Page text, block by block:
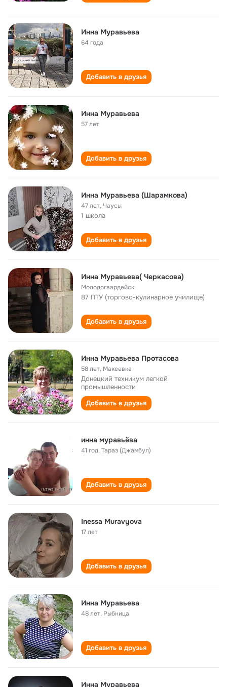
Инна Муравьева
64 года
Добавить в друзья
Инна Муравьева
57 лет
Добавить в друзья
Инна Муравьева (Шарамкова)
47 лет,Чаусы
1 школа
Добавить в друзья
Инна Муравьева( Черкасова)
Молодогвардейск
87 ПТУ (торгово-кулинарное училище)
Добавить в друзья
Инна Муравьева Протасова
58 лет, Макеевка
Донецкий техникум легкой
промышленности
Добавить в друзья
инна муравьёва
41 год,Тараз (Джамбул)
Добавить в друзья
Inessa Muravyova
17 лет
Добавить в друзья
Инна Муравьева
48 лет, Рыбница
Добавить в друзья
Инна Муравьева